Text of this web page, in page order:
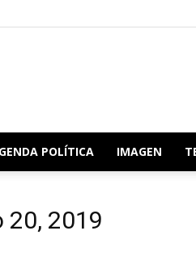
POLÍTICA IMAGEN
20, 2019